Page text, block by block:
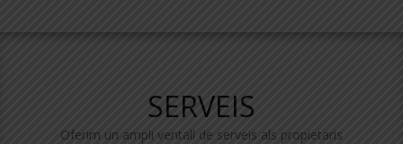
SERVEIS
Oferim un ampli ventall de serveis als propietaris